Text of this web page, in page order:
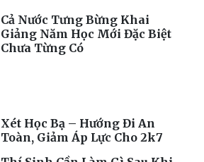
Cả Nước Tưng Bừng Khai
Giảng Năm Học Mới Đặc Biệt
Chưa Từng Có
Xét Học Bạ – Hướng Đi An
Toàn, Giảm Áp Lực Cho 2k7